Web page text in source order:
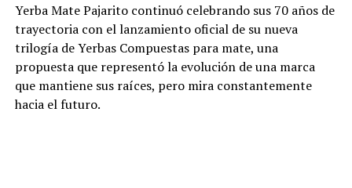
Yerba Mate Pajarito continuó celebrando sus 70 años de
trayectoria con el lanzamiento oficial de su nueva
trilogía de Yerbas Compuestas para mate, una
propuesta que representó la evolución de una marca
que mantiene sus raíces, pero mira constantemente
hacia el futuro.